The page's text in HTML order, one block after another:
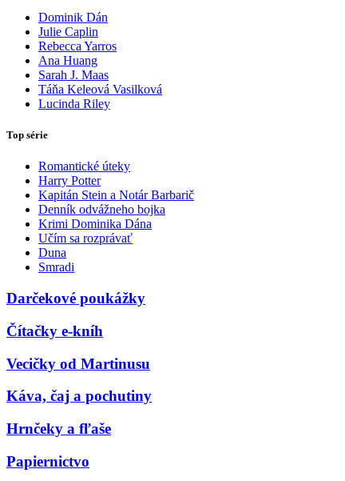
Dominik Dán
Julie Caplin
Rebecca Yarros
Ana Huang
Sarah J. Maas
Táňa Keleová Vasilková
Lucinda Riley
Top série
Romantické úteky
Harry Potter
Kapitán Stein a Notár Barbarič
Denník odvážneho bojka
Krimi Dominika Dána
Učím sa rozprávať
Duna
Smradi
Darčekové poukážky
Čítačky e-kníh
Vecičky od Martinusu
Káva, čaj a pochutiny
Hrnčeky a fľaše
Papiernictvo